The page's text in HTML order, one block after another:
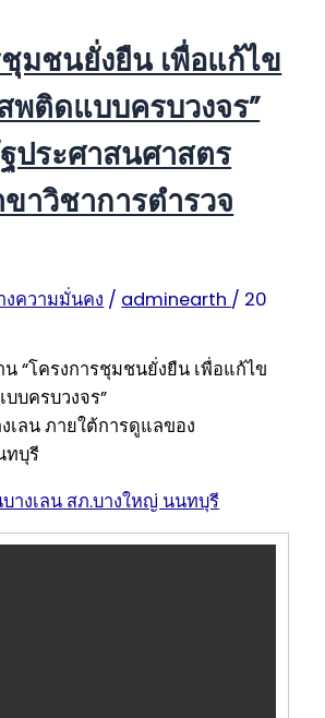
ชุมชนยั่งยืน เพื่อแก้ไข
พติดแบบครบวงจร”
ประศาสนศาสตร
าวิชาการตำรวจ
งความมั่นคง / adminearth / 20
น “โครงการชุมชนยั่งยืน เพื่อแก้ไข
บครบวงจร”
เลน ภายใต้การดูแลของ
ทบุรี
างเลน สภ.บางใหญ่ นนทบุรี